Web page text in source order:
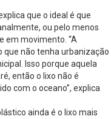
que o ideal é que
ou pelo menos
em movimento. “A
que não tenha urbanização
Isso porque aquela
então o lixo não é
com o oceano”, explica
ainda é o lixo mais